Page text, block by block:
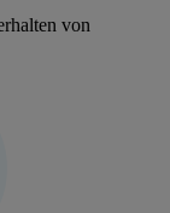
von